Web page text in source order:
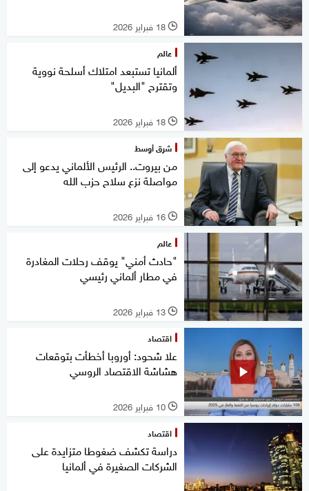
l 18 فبراير 2026
عالم
ألمانيا تستبعد امتلاك أسلحة نووية
وتقترح "البديل"
l 18 فبراير 2026
شرق أوسط
من بيروت.. الرئيس الألماني يدعو إلى
مواصلة نزع سلاح حزب الله
l 16 فبراير 2026
عالم
"حادث أمني" يوقف رحلات المغادرة
في مطار ألماني رئيسي
l 13 فبراير 2026
اقتصاد
علا شحود: أوروبا أخطأت بتوقعات
هشاشة الاقتصاد الروسي
l 10 فبراير 2026
اقتصاد
دراسة تكشف ضغوطا متزايدة على
الشركات الصغيرة في ألمانيا